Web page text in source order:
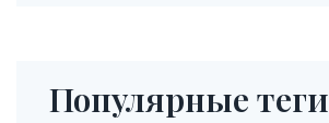
Популярные теги